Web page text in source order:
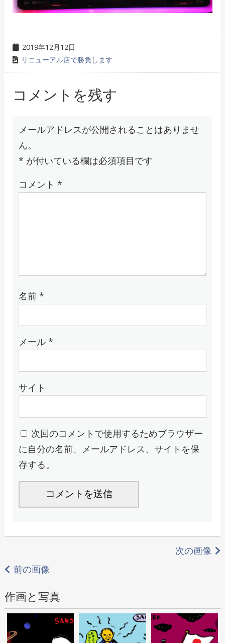
2019年12月12日
リニューアル店で勝負します
コメントを残す
メールアドレスが公開されることはありませ
ん。
* が付いている欄は必須項目です
コメント *
名前 *
メール *
サイト
次回のコメントで使用するためブラウザー
に自分の名前、メールアドレス、サイトを保
存する。
次の画像
前の画像
作画と写真